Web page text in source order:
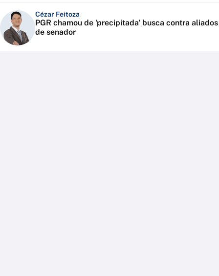
Cézar Feitoza
PGR chamou de 'precipitada' busca contra aliados
de senador